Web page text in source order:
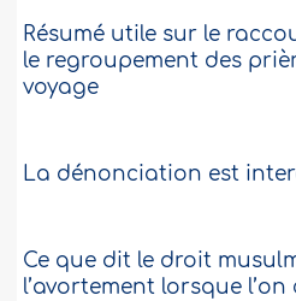
Résumé utile sur le
le regroupement des
voyage
La dénonciation est
Ce que dit le droit
l’avortement lorsque